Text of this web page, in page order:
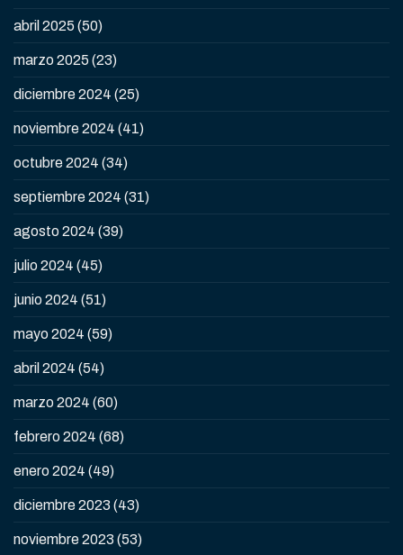
abril 2025 (50)
marzo 2025 (23)
diciembre 2024 (25)
noviembre 2024 (41)
octubre 2024 (34)
septiembre 2024 (31)
agosto 2024 (39)
julio 2024 (45)
junio 2024 (51)
mayo 2024 (59)
abril 2024 (54)
marzo 2024 (60)
febrero 2024 (68)
enero 2024 (49)
diciembre 2023 (43)
noviembre 2023 (53)